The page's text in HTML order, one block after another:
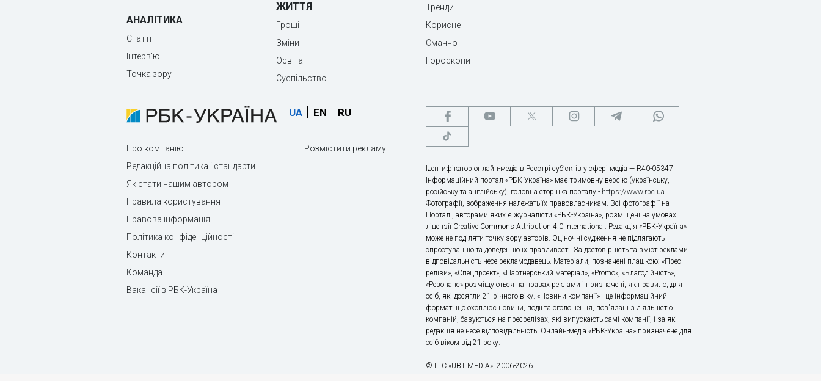
АНАЛІТИКА
Статті
Інтерв'ю
Точка зору
ЖИТТЯ
Гроші
Зміни
Освіта
Суспільство
Тренди
Корисне
Смачно
Гороскопи
UA EN RU
Про компанію
Редакційна політика і стандарти
Як стати нашим автором
Правила користування
Правова інформація
Політика конфіденційності
Контакти
Команда
Вакансії в РБК-Україна
Розмістити рекламу
Ідентифікатор онлайн-медіа в Реєстрі суб’єктів у сфері медіа — R40-05347
Інформаційний портал «РБК-Україна» має тримовну версію (українську,
російську та англійську), головна сторінка порталу - https://www.rbc.ua.
Фотографії, зображення належать їх правовласникам. Всі фотографії на
Порталі, авторами яких є журналісти «РБК-Україна», розміщені на умовах
ліцензії Creative Commons Attribution 4.0 International. Редакція «РБК-Україна»
може не поділяти точку зору авторів. Оціночні судження не підлягають
спростуванню та доведенню їх правдивості. За достовірність та зміст реклами
відповідальність несе рекламодавець. Матеріали, позначені плашкою: «Прес-
релізи», «Спецпроект», «Партнерський матеріал», «Promo», «Благодійність»,
«Резонанс» розміщуються на правах реклами і призначені, як правило, для
осіб, які досягли 21-річного віку. «Новини компанії» - це інформаційний
формат, що охоплює новини, події та оголошення, пов'язані з діяльністю
компаній, базуються на пресрелізах, які випускають самі компанії, і за які
редакція не несе відповідальність. Онлайн-медіа «РБК-Україна» призначене для
осіб віком від 21 року.
© LLC «UBT MEDIA», 2006-2026.